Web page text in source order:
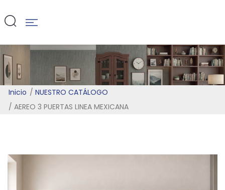
MEXICANA
Inicio
NUESTRO CATÁLOGO
AEREO 3 PUERTAS LINEA MEXICANA